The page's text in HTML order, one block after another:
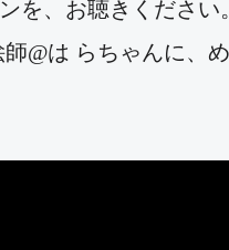
を、お聴きください。
@は らちゃんに、